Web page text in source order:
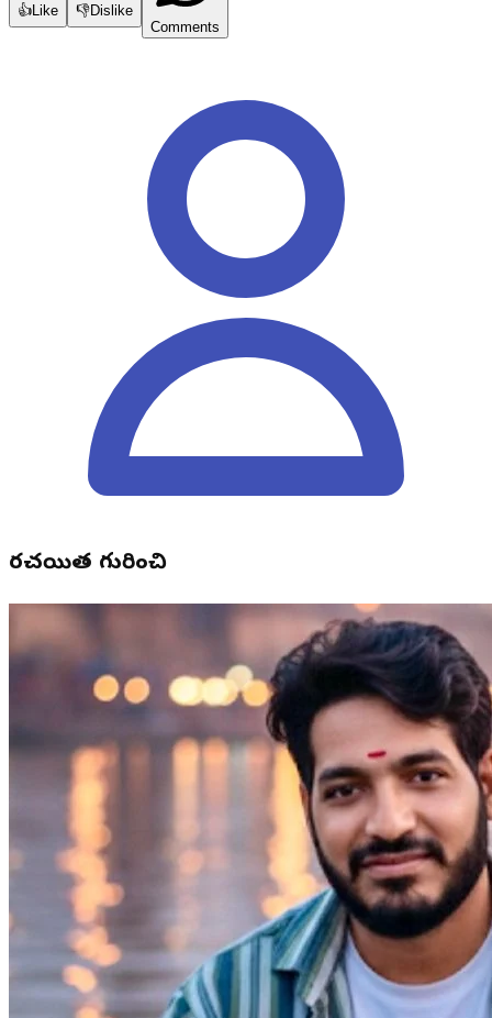
👍Like 👎Dislike
Comments
రచయిత గురించి